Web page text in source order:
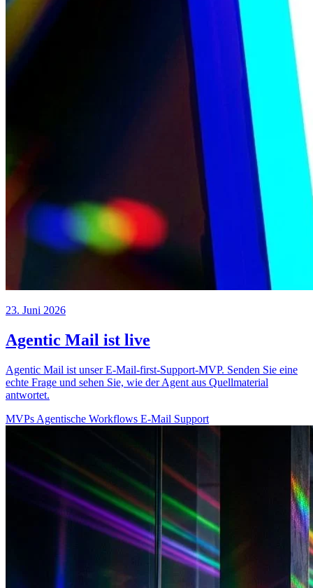
23. Juni 2026
Agentic Mail ist live
Agentic Mail ist unser E-Mail-first-Support-MVP. Senden Sie eine
echte Frage und sehen Sie, wie der Agent aus Quellmaterial
antwortet.
MVPs Agentische Workflows E-Mail Support